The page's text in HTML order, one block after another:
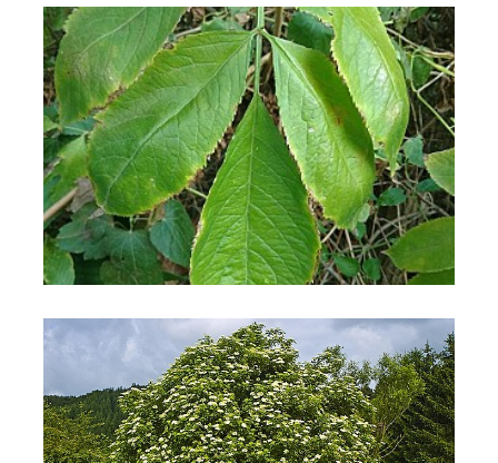
Sambuco comune
Sambuco comune